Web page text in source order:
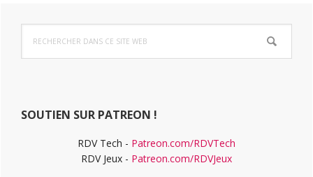
Barre
latérale
dans
ce
SOUTIEN SUR PATREON !
RDV Tech - Patreon.com/RDVTech
RDV Jeux - Patreon.com/RDVJeux